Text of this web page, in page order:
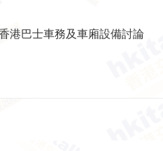
港巴士車務及車廂設備討論